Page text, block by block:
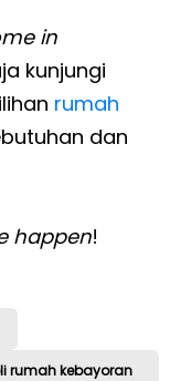
in
kunjungi
rumah
dan
happen!
rumah kebayoran